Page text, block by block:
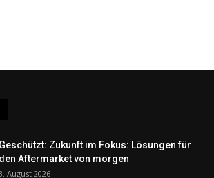
Geschützt: Zukunft im Fokus: Lösungen für
den Aftermarket von morgen
August 2026